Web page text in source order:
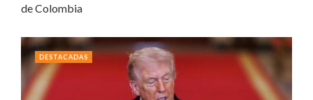
de Colombia
DESTACADAS